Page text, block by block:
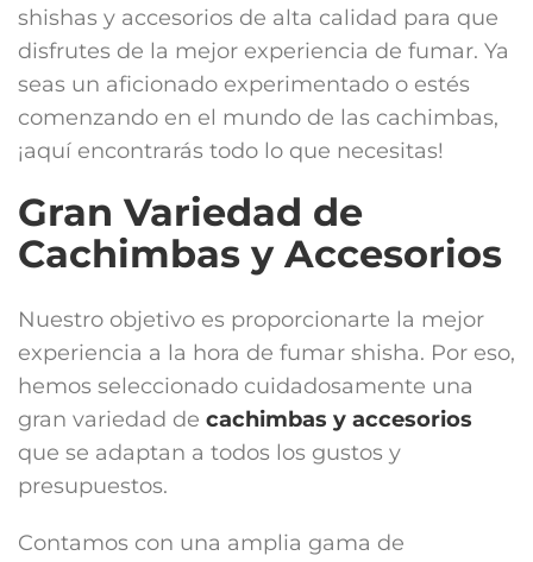
shishas y accesorios de alta calidad para que
disfrutes de la mejor experiencia de fumar. Ya
seas un aficionado experimentado o estés
comenzando en el mundo de las cachimbas,
¡aquí encontrarás todo lo que necesitas!
Gran Variedad de
Cachimbas y Accesorios
Nuestro objetivo es proporcionarte la mejor
experiencia a la hora de fumar shisha. Por eso,
hemos seleccionado cuidadosamente una
gran variedad de cachimbas y accesorios
que se adaptan a todos los gustos y
presupuestos.
Contamos con una amplia gama de